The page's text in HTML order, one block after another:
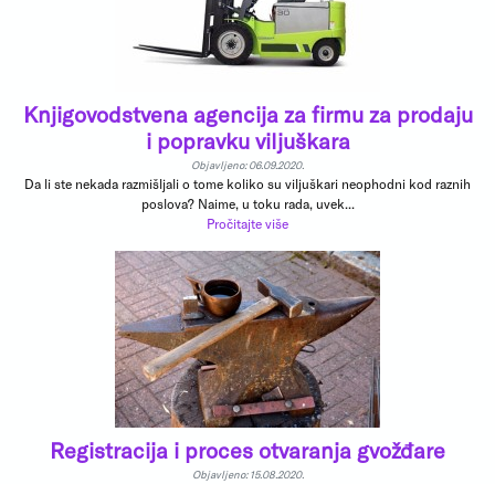
Knjigovodstvena agencija za firmu za prodaju
i popravku viljuškara
Objavljeno: 06.09.2020.
Da li ste nekada razmišljali o tome koliko su viljuškari neophodni kod raznih
poslova? Naime, u toku rada, uvek...
Pročitajte više
Registracija i proces otvaranja gvožđare
Objavljeno: 15.08.2020.